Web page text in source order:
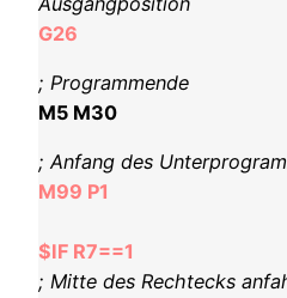
G26
; Programmende
M5 M30
; Anfang des
M99 P1
$IF R7==1
; Mitte des Rechtecks